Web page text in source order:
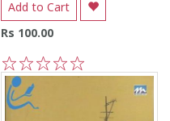
Add to Cart
Rs 100.00
5
4
3
2
1